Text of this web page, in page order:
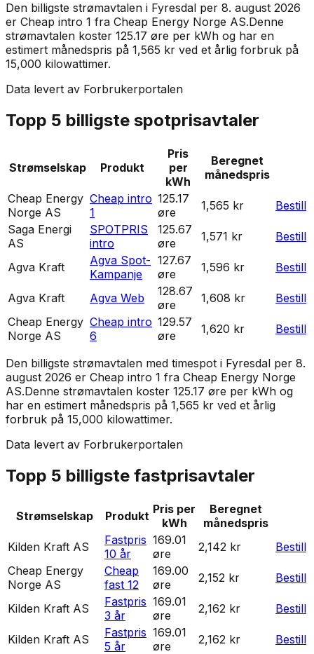
Den billigste strømavtalen i Fyresdal per 8. august 2026
er Cheap intro 1 fra Cheap Energy Norge AS.Denne
strømavtalen koster 125.17 øre per kWh og har en
estimert månedspris på 1,565 kr ved et årlig forbruk på
15,000 kilowattimer.
Data levert av Forbrukerportalen
Topp 5 billigste spotprisavtaler
Strømselskap Produkt
Pris
per
kWh
Beregnet
månedspris
Cheap Energy
Norge AS
Cheap intro
1
125.17
øre
1,565 kr
Bestill
Saga Energi
AS
SPOTPRIS
intro
125.67
øre
1,571 kr Bestill
Agva Kraft
Agva Spot-
Kampanje
127.67
øre
1,596 kr Bestill
Agva Kraft Agva Web
128.67
øre
1,608 kr
Bestill
Cheap Energy
Norge AS
Cheap intro
6
129.57
øre
1,620 kr Bestill
Den billigste strømavtalen med timespot i Fyresdal per 8.
august 2026 er Cheap intro 1 fra Cheap Energy Norge
AS.Denne strømavtalen koster 125.17 øre per kWh og
har en estimert månedspris på 1,565 kr ved et årlig
forbruk på 15,000 kilowattimer.
Data levert av Forbrukerportalen
Topp 5 billigste fastprisavtaler
Strømselskap Produkt Pris per
kWh
Beregnet
månedspris
Kilden Kraft AS
Fastpris
10 år
169.01
øre
2,142 kr
Bestill
Cheap Energy
Norge AS
Cheap
fast 12
169.00
øre
2,152 kr Bestill
Kilden Kraft AS
Fastpris
3 år
169.01
øre
2,162 kr Bestill
Kilden Kraft AS
Fastpris
5 år
169.01
øre
2,162 kr
Bestill